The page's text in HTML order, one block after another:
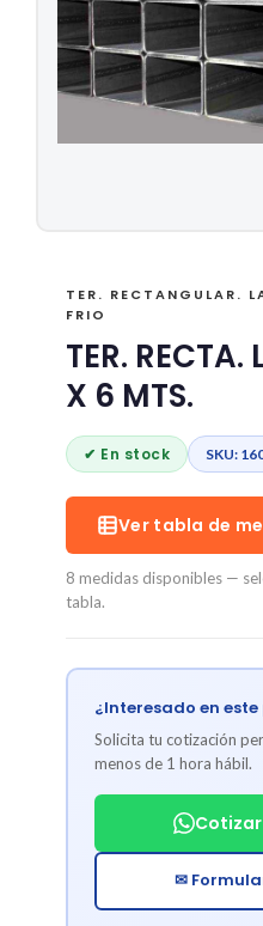
TER. RECTANGULAR.
FRIO
TER. RECTA.
X 6 MTS.
✔ En stock SKU:
Ver tabla de
8 medidas disponibles —
tabla.
¿Interesado en
Solicita tu cotización
menos de 1 hora hábil.
✉